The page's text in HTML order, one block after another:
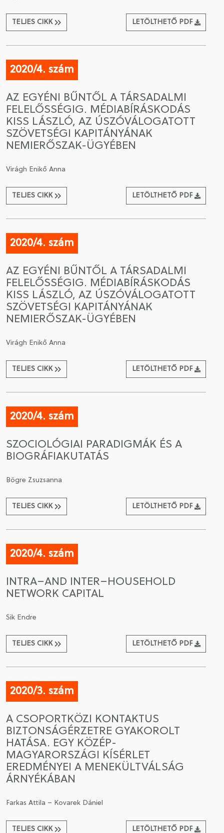
TELJES CIKK LETÖLTHETŐ PDF
2020/4. szám
AZ EGYÉNI BŰNTŐL A TÁRSADALMI
FELELŐSSÉGIG. MÉDIABÍRÁSKODÁS
KISS LÁSZLÓ, AZ ÚSZÓVÁLOGATOTT
SZÖVETSÉGI KAPITÁNYÁNAK
NEMIERŐSZAK-ÜGYÉBEN
Virágh Enikő Anna
TELJES CIKK LETÖLTHETŐ PDF
2020/4. szám
AZ EGYÉNI BŰNTŐL A TÁRSADALMI
FELELŐSSÉGIG. MÉDIABÍRÁSKODÁS
KISS LÁSZLÓ, AZ ÚSZÓVÁLOGATOTT
SZÖVETSÉGI KAPITÁNYÁNAK
NEMIERŐSZAK-ÜGYÉBEN
Virágh Enikő Anna
TELJES CIKK LETÖLTHETŐ PDF
2020/4. szám
SZOCIOLÓGIAI PARADIGMÁK ÉS A
BIOGRÁFIAKUTATÁS
Bögre Zsuzsanna
TELJES CIKK LETÖLTHETŐ PDF
2020/4. szám
INTRA–AND INTER–HOUSEHOLD
NETWORK CAPITAL
Sik Endre
TELJES CIKK LETÖLTHETŐ PDF
2020/3. szám
A CSOPORTKÖZI KONTAKTUS
BIZTONSÁGÉRZETRE GYAKOROLT
HATÁSA. EGY KÖZÉP-
MAGYARORSZÁGI KÍSÉRLET
EREDMÉNYEI A MENEKÜLTVÁLSÁG
ÁRNYÉKÁBAN
Farkas Attila – Kovarek Dániel
TELJES CIKK LETÖLTHETŐ PDF